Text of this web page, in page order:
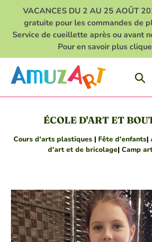
contenu
VACANCES DU 2 AU 25 AOÛT
gratuite pour les commandes de
Service de cueillette après ou avant
Pour en savoir plus
ÉCOLE D'ART ET
Cours d'arts plastiques| Fête d'enfants|
d'art et de bricolage| Camp